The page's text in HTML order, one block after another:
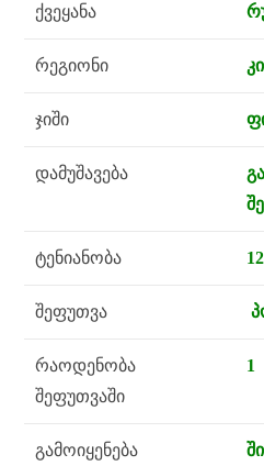
ქვეყანა
რეგიონი
ჯიში
დამუშავება
ტენიანობა
შეფუთვა
რაოდენობა
შეფუთვაში
1
გამოიყენება